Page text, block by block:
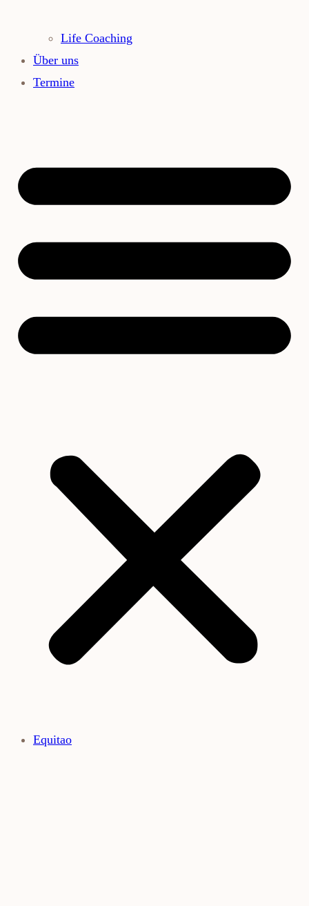
Life Coaching
Über uns
Termine
Equitao